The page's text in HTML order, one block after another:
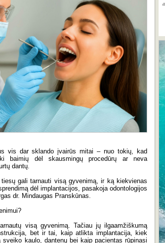
vis dar sklando įvairūs mitai – nuo tokių, kad
baimių dėl skausmingų procedūrų ar neva
dantų.
gali tarnauti visą gyvenimą, ir ką kiekvienas
dėl implantacijos, pasakoja odontologijos
dr. Mindaugas Pranskūnas.
visą gyvenimą. Tačiau jų ilgaamžiškumą
bet ir tai, kaip atlikta implantacija, kiek
kaulo, dantenų bei kaip pacientas rūpinasi